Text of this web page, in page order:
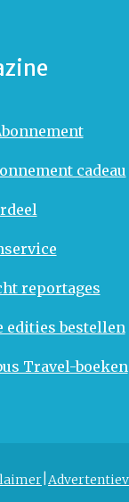
cadeau
reportages
edities bestellen
Travel-boeken